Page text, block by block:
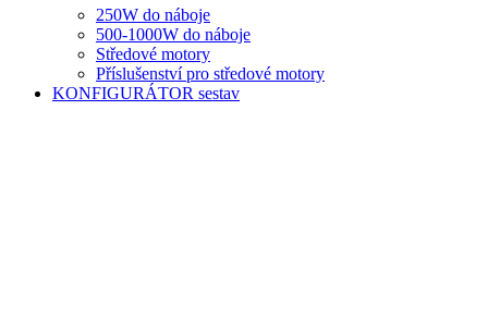
250W do náboje
500-1000W do náboje
Středové motory
Příslušenství pro středové motory
KONFIGURÁTOR sestav